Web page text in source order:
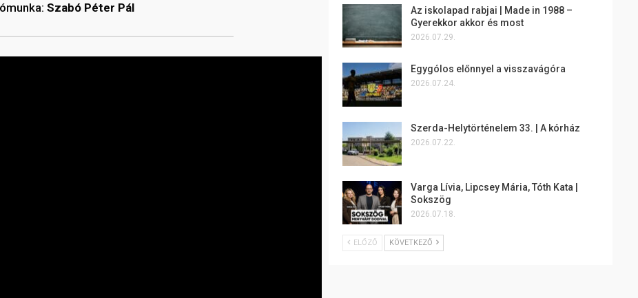
Szabó Péter Pál
Az iskolapad rabjai | Made in 1988 –
Gyerekkor akkor és most
2026.07.29.
Egygólos előnnyel a visszavágóra
2026.07.24.
Szerda-Helytörténelem 33. | A kórház
2026.07.22.
Varga Lívia, Lipcsey Mária, Tóth Kata |
Sokszög
2026.07.18.
ELŐZŐ KÖVETKEZŐ